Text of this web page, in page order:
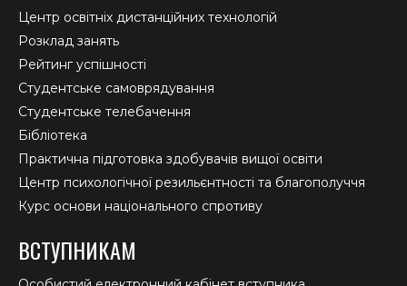
Центр освітніх дистанційних технологій
Розклад занять
Рейтинг успішності
Студентське самоврядування
Студентське телебачення
Бібліотека
Практична підготовка здобувачів вищої освіти
Центр психологічної резильєнтності та благополуччя
Курс основи національного спротиву
ВСТУПНИКАМ